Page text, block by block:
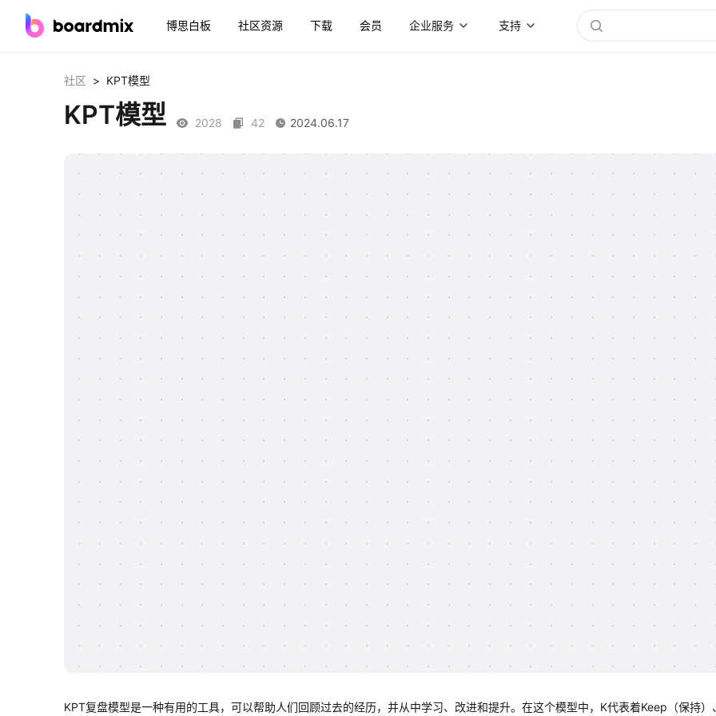
博思白板 社区资源 下载 会员 企业服务 支持
社区 > KPT模型
KPT模型 2028 42 2024.06.17
KPT复盘模型是一种有用的工具，可以帮助人们回顾过去的经历，并从中学习、改进和提升。在这个模型中，K代表着Keep（保持）